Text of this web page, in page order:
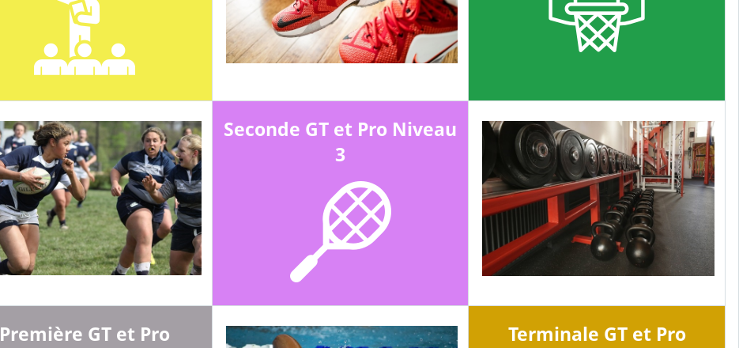
Seconde GT et Pro Niveau
3
Première GT et Pro Terminale GT et Pro